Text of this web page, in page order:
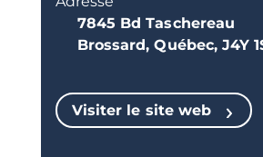
7845 Bd Taschereau
Brossard, Québec, J4Y
Visiter le site web